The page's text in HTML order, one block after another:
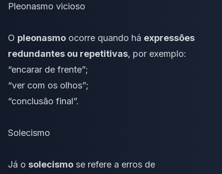
Pleonasmo vicioso
O pleonasmo ocorre quando há expressões
redundantes ou repetitivas, por exemplo:
“encarar de frente”;
“ver com os olhos”;
“conclusão final”.
Solecismo
Já o solecismo se refere a erros de